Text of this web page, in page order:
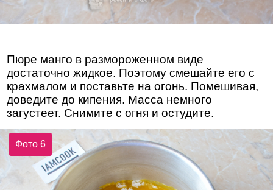
Пюре манго в размороженном виде
достаточно жидкое. Поэтому смешайте его с
крахмалом и поставьте на огонь. Помешивая,
доведите до кипения. Масса немного
загустеет. Снимите с огня и остудите.
Фото 6